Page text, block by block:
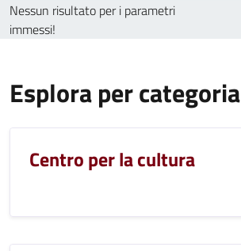
Nessun risultato per i parametri
immessi!
Esplora per categoria
Centro per la cultura